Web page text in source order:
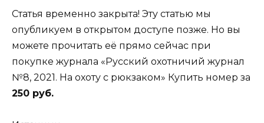
Статья временно закрыта! Эту статью мы
опубликуем в открытом доступе позже. Но вы
можете прочитать её прямо сейчас при
покупке журнала «Русский охотничий журнал
№8, 2021. На охоту с рюкзаком» Купить номер за
250 руб.